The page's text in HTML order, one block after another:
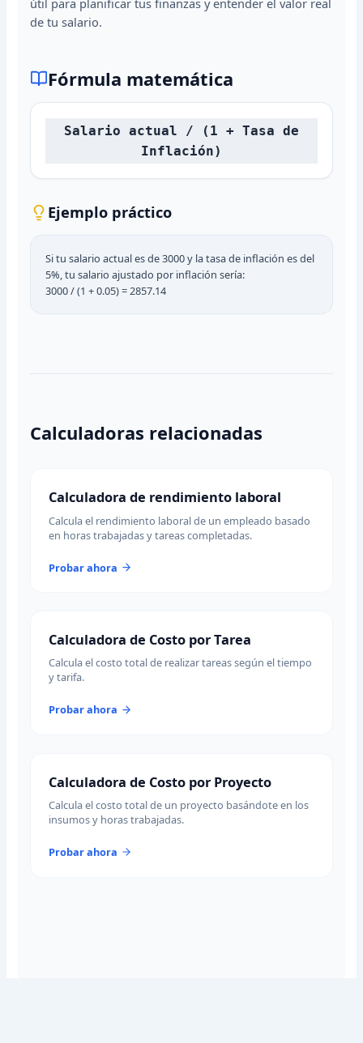
de tu salario.
Fórmula matemática
Salario actual / (1 + Tasa de
Inflación)
Ejemplo práctico
Si tu salario actual es de 3000 y la tasa de inflación es del
5%, tu salario ajustado por inflación sería:
3000 / (1 + 0.05) = 2857.14
Calculadoras relacionadas
Calculadora de rendimiento laboral
Calcula el rendimiento laboral de un empleado basado
en horas trabajadas y tareas completadas.
Probar ahora
Calculadora de Costo por Tarea
Calcula el costo total de realizar tareas según el tiempo
y tarifa.
Probar ahora
Calculadora de Costo por Proyecto
Calcula el costo total de un proyecto basándote en los
insumos y horas trabajadas.
Probar ahora